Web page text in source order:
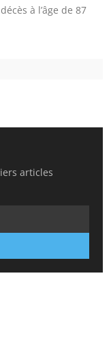
à l’âge de 87
articles